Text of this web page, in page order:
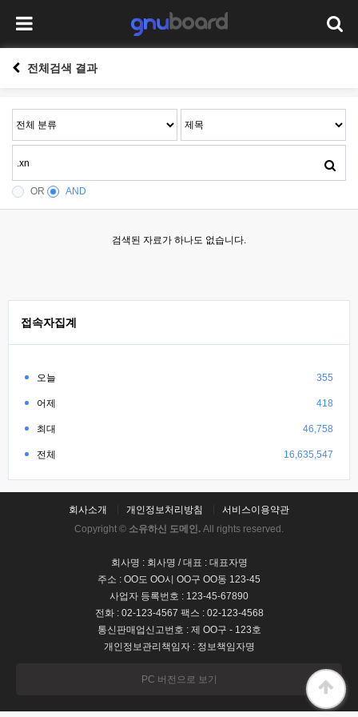
전체검색 결과
OR AND
검색된 자료가 하나도 없습니다.
접속자집계
오늘 355
어제 418
최대 46,758
전체 16,635,547
회사소개 개인정보처리방침
서비스이용약관
Copyright © 소유하신 도메인. All rights reserved.
회사명 : 회사명 / 대표 : 대표자명
주소 : OO도 OO시 OO구 OO동 123-45
사업자 등록번호 : 123-45-67890
전화 : 02-123-4567 팩스 : 02-123-4568
통신판매업신고번호 : 제 OO구 - 123호
개인정보관리책임자 : 정보책임자명
PC 버전으로 보기